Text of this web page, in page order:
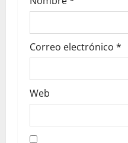
a
d
s
Correo electrónico *
Web